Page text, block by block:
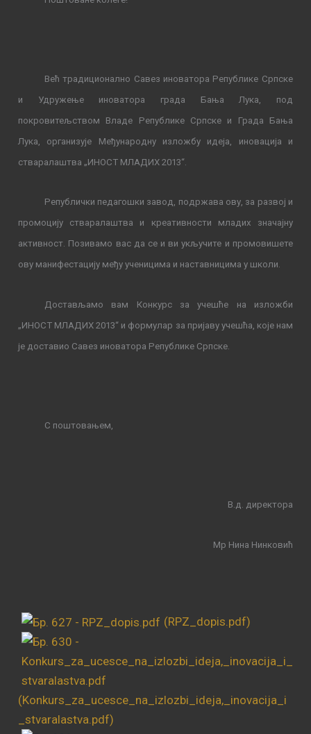
Већ традиционално Савез иноватора Републике Српске
и Удружење иноватора града Бања Лука, под
покровитељством Владе Републике Српске и Града Бања
Лука, организује Међународну изложбу идеја, иновација и
стваралаштва „ИНОСТ МЛАДИХ 2013“.
Републички педагошки завод, подржава ову, за развој и
промоцију стваралаштва и креативности младих значајну
активност. Позивамо вас да се и ви укључите и промовишете
ову манифестацију међу ученицима и наставницима у школи.
Достављамо вам Конкурс за учешће на изложби
„ИНОСТ МЛАДИХ 2013“ и формулар за пријаву учешћа, које нам
је доставио Савез иноватора Републике Српске.
С поштовањем,
В.д. директора
Мр Нина Нинковић
(RPZ_dopis.pdf)
(Konkurs_za_ucesce_na_izlozbi_ideja,_inovacija_i
_stvaralastva.pdf)